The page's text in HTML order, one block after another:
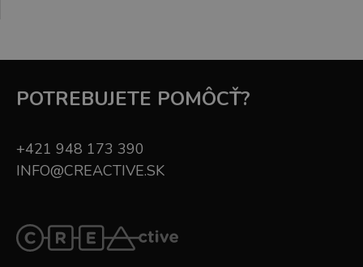
POTREBUJETE POMÔCŤ?
+421 948 173 390
INFO@CREACTIVE.SK